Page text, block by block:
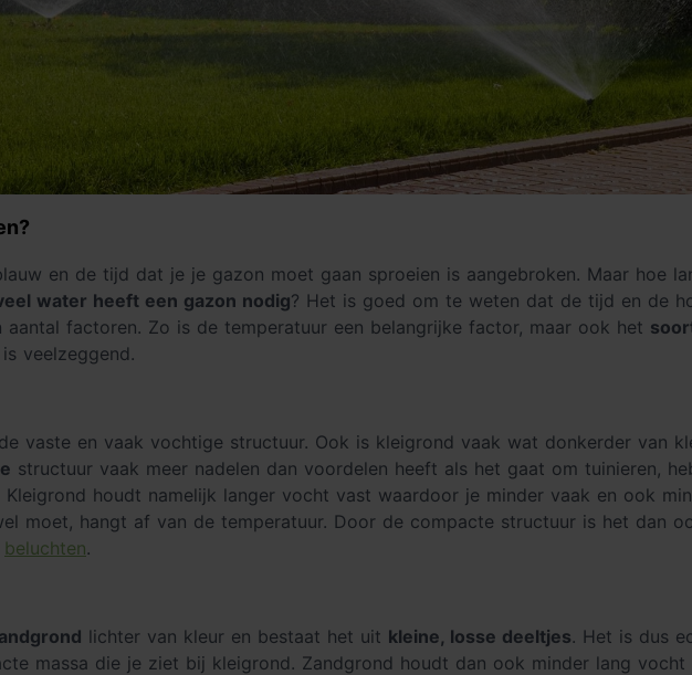
en de tijd dat je je gazon moet gaan sproeien is aangebroken. Maar hoe
water heeft een gazon nodig? Het is goed om te weten dat de tijd en de
aantal factoren. Zo is de temperatuur een belangrijke factor, maar ook het
veelzeggend.
vaste en vaak vochtige structuur. Ook is kleigrond vaak wat donkerder van
structuur vaak meer nadelen dan voordelen heeft als het gaat om tuinieren,
houdt namelijk langer vocht vast waardoor je minder vaak en ook
moet, hangt af van de temperatuur. Door de compacte structuur is het dan
beluchten.
lichter van kleur en bestaat het uit kleine, losse deeltjes. Het is dus
massa die je ziet bij kleigrond. Zandgrond houdt dan ook minder lang vocht